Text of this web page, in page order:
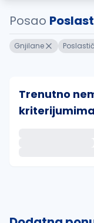
Posao
Gnjilane
Trenutno